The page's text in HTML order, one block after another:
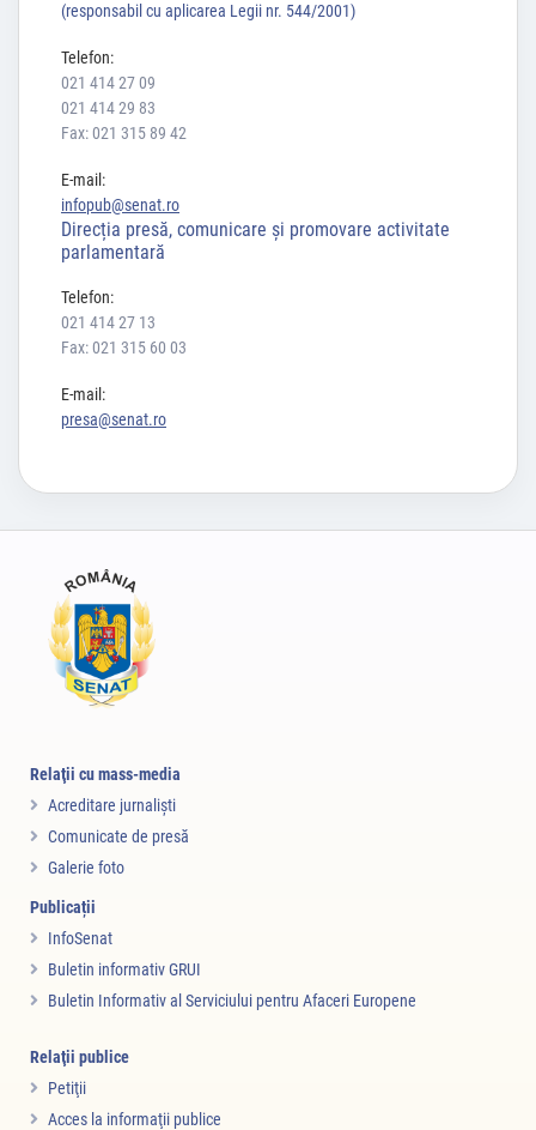
(responsabil cu aplicarea Legii nr. 544/2001)
Telefon:
021 414 27 09
021 414 29 83
Fax: 021 315 89 42
E-mail:
infopub@senat.ro
Direcția presă, comunicare și promovare activitate
parlamentară
Telefon:
021 414 27 13
Fax: 021 315 60 03
E-mail:
presa@senat.ro
Relaţii cu mass-media
Acreditare jurnalişti
Comunicate de presă
Galerie foto
Publicații
InfoSenat
Buletin informativ GRUI
Buletin Informativ al Serviciului pentru Afaceri Europene
Relaţii publice
Petiţii
Acces la informaţii publice